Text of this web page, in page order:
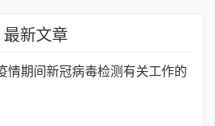
最新文章
情期间新冠病毒检测有关工作的